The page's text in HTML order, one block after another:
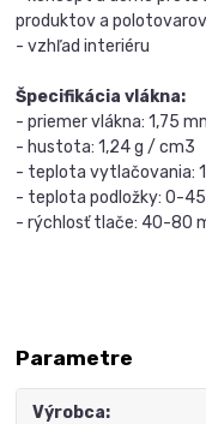
produktov a polotovarov
- vzhľad interiéru
Špecifikácia vlákna:
- priemer vlákna: 1,75
- hustota: 1,24 g / cm3
- teplota vytlačovania:
- teplota podložky: 0-45
- rýchlosť tlače: 40-80
Parametre
Výrobca